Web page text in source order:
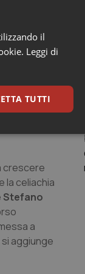
della
di
i pazienti
crescere
la celiachia
Stefano
a
aggiunge
il
Leggi di
TUTTI
sulle pagine